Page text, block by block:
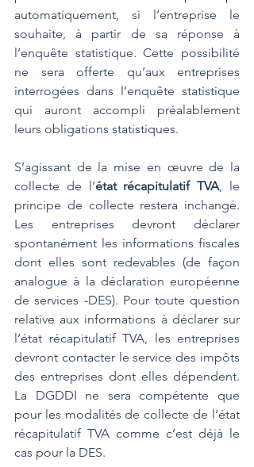
automatiquement, si l’entreprise le
souhaite, à partir de sa réponse à
l’enquête statistique. Cette possibilité
ne sera offerte qu’aux entreprises
interrogées dans l’enquête statistique
qui auront accompli préalablement
leurs obligations statistiques.
S’agissant de la mise en œuvre de la
collecte de l’état récapitulatif TVA, le
principe de collecte restera inchangé.
Les entreprises devront déclarer
spontanément les informations fiscales
dont elles sont redevables (de façon
analogue à la déclaration européenne
de services -DES). Pour toute question
relative aux informations à déclarer sur
l’état récapitulatif TVA, les entreprises
devront contacter le service des impôts
des entreprises dont elles dépendent.
La DGDDI ne sera compétente que
pour les modalités de collecte de l’état
récapitulatif TVA comme c’est déjà le
cas pour la DES.